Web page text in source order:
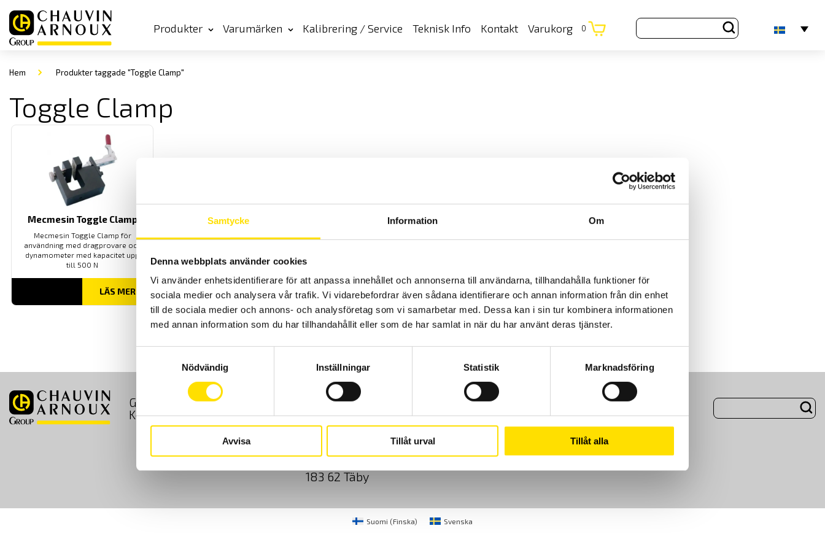
Samtycke Information Om
Denna webbplats använder cookies
Vi använder enhetsidentifierare för att anpassa innehållet och annonserna till användarna, tillhandahålla funktioner för
sociala medier och analysera vår trafik. Vi vidarebefordrar även sådana identifierare och annan information från din enhet
till de sociala medier och annons- och analysföretag som vi samarbetar med. Dessa kan i sin tur kombinera informationen
med annan information som du har tillhandahållit eller som de har samlat in när du har använt deras tjänster.
Nödvändig
Inställningar Statistik Marknadsföring
Avvisa Tillåt urval Tillåt alla
Produkter Varumärken Kalibrering / Service Teknisk Info Kontakt Varukorg 0
Hem Produkter taggade "Toggle Clamp"
Toggle Clamp
Mecmesin Toggle Clamp
Mecmesin Toggle Clamp för
användning med dragprovare och
dynamometer med kapacitet upp
till 500 N
LÄS MER
GDPR Köpvillkor Cookies Kundundersökning
Om Oss
Kontakt
Sjöflygvägen 35
183 62 Täby
08-50 52 68 00
info@camatsystem.com
Suomi (Finska) Svenska